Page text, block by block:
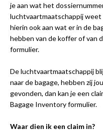
je aan wat het
luchtvaartmaatschappij
hierin ook aan wat er in de
hebben van de koffer of van
formulier.
De luchtvaartmaatschappij
naar de bagage, hebben zij
gevonden, dan kan je een
Bagage Inventory formulier.
Waar dien ik een claim in?